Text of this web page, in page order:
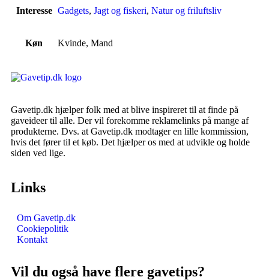
Interesse Gadgets, Jagt og fiskeri, Natur og friluftsliv
Køn Kvinde, Mand
Gavetip.dk hjælper folk med at blive inspireret til at finde på
gaveideer til alle. Der vil forekomme reklamelinks på mange af
produkterne. Dvs. at Gavetip.dk modtager en lille kommission,
hvis det fører til et køb. Det hjælper os med at udvikle og holde
siden ved lige.
Links
Om Gavetip.dk
Cookiepolitik
Kontakt
Vil du også have flere gavetips?